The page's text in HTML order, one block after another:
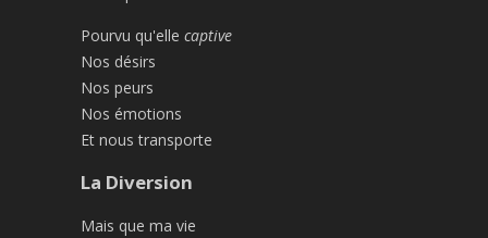
Pourvu qu'elle captive
Nos désirs
Nos peurs
Nos émotions
Et nous transporte
La Diversion
Mais que ma vie